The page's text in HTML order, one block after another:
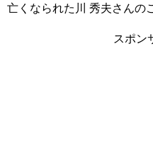
亡くなられた川 秀夫さんの
スポン